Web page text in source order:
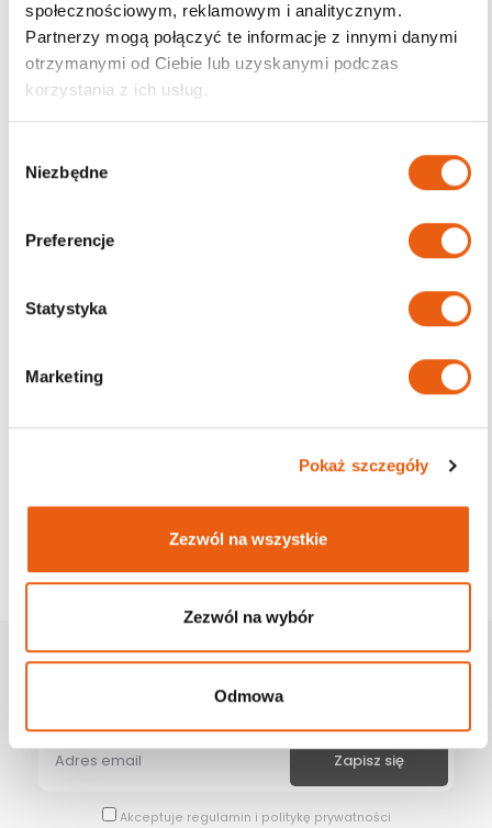
społecznościowym, reklamowym i analitycznym.
Partnerzy mogą połączyć te informacje z innymi danymi
otrzymanymi od Ciebie lub uzyskanymi podczas
korzystania z ich usług.
Niezbędne
Preferencje
Statystyka
Marketing
Pokaż szczegóły
Zezwól na wszystkie
Zezwól na wybór
Odmowa
Darmowa dostawa
od 200zł
Zapisz Się Na Newsletter
Bądź na bieżąco z naszymi wszystkimi nowościami i promocjami.
Akceptuje regulamin i politykę prywatności